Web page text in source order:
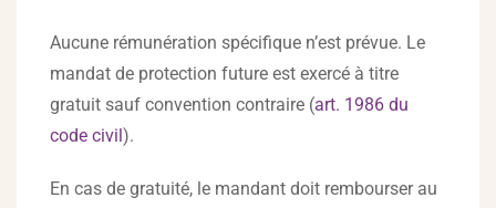
Aucune rémunération spécifique n’est prévue. Le
mandat de protection future est exercé à titre
gratuit sauf convention contraire (art. 1986 du
code civil).
En cas de gratuité, le mandant doit rembourser au